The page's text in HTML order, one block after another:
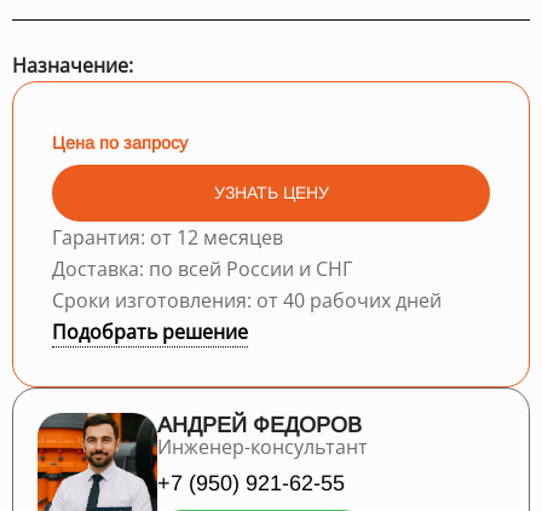
Назначение:
Цена по запросу
УЗНАТЬ ЦЕНУ
Гарантия: от 12 месяцев
Доставка: по всей России и СНГ
Сроки изготовления: от 40 рабочих дней
Подобрать решение
АНДРЕЙ ФЕДОРОВ
Инженер-консультант
+7 (950) 921-62-55